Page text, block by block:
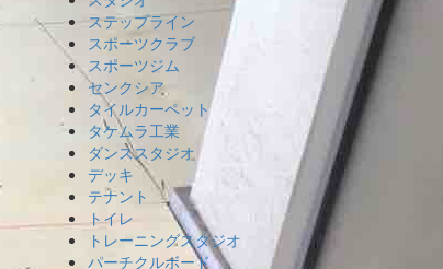
ステップライン
スポーツクラブ
スポーツジム
センクシア
タイルカーペット
タケムラ工業
ダンススタジオ
デッキ
テナント
トイレ
トレーニングスタジオ
パーチクルボード